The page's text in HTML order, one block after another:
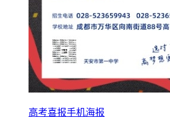
高考喜报手机海报